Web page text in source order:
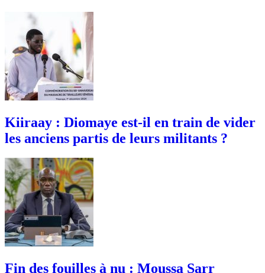
Kiiraay : Diomaye est-il en train de vider
les anciens partis de leurs militants ?
Fin des fouilles à nu : Moussa Sarr